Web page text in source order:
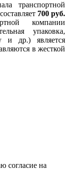
транспортной
700 руб.
компании
упаковка,
и др.) является
в жесткой
согласие на